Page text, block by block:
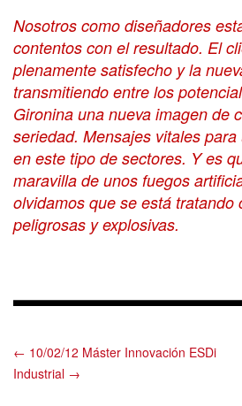
Nosotros como diseñadores
contentos con el resultado. El
plenamente satisfecho y la
transmitiendo entre los
Gironina una nueva imagen de
seriedad. Mensajes vitales
en este tipo de sectores. Y es
maravilla de unos fuegos
olvidamos que se está tratando
peligrosas y explosivas.
← 10/02/12 Máster Innovación ESDi
Industrial →